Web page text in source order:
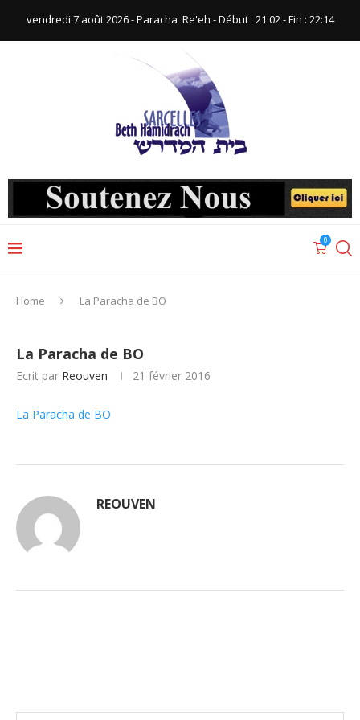
vendredi 7 août 2026 - Paracha ‪ Re'eh‬ - Début : 21:02‬ - Fin : ‪22:14‬
0
Home La Paracha de BO
La Paracha de BO
Ecrit par Reouven 21 février 2016
La Paracha de BO
REOUVEN